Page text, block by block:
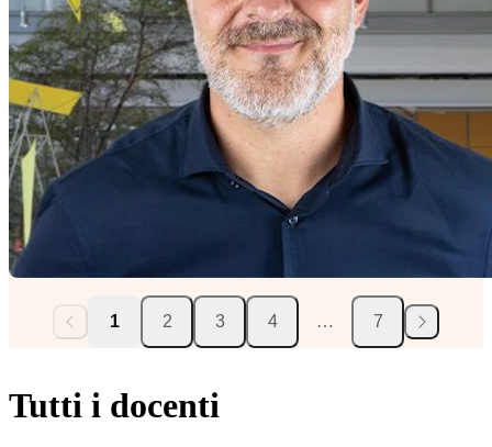
1 2 3 4 … 7
Tutti i docenti